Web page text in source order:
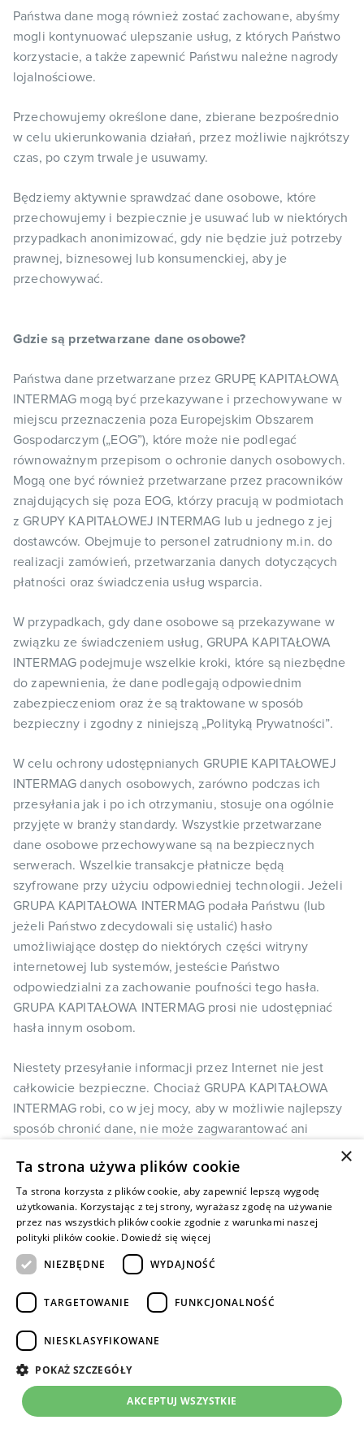
Państwa dane mogą również zostać zachowane, abyśmy
mogli kontynuować ulepszanie usług, z których Państwo
korzystacie, a także zapewnić Państwu należne nagrody
lojalnościowe.
Przechowujemy określone dane, zbierane bezpośrednio
w celu ukierunkowania działań, przez możliwie najkrótszy
czas, po czym trwale je usuwamy.
Będziemy aktywnie sprawdzać dane osobowe, które
przechowujemy i bezpiecznie je usuwać lub w niektórych
przypadkach anonimizować, gdy nie będzie już potrzeby
prawnej, biznesowej lub konsumenckiej, aby je
przechowywać.
Gdzie są przetwarzane dane osobowe?
Państwa dane przetwarzane przez GRUPĘ KAPITAŁOWĄ
INTERMAG mogą być przekazywane i przechowywane w
miejscu przeznaczenia poza Europejskim Obszarem
Gospodarczym („EOG”), które może nie podlegać
równoważnym przepisom o ochronie danych osobowych.
Mogą one być również przetwarzane przez pracowników
znajdujących się poza EOG, którzy pracują w podmiotach
z GRUPY KAPITAŁOWEJ INTERMAG lub u jednego z jej
dostawców. Obejmuje to personel zatrudniony m.in. do
realizacji zamówień, przetwarzania danych dotyczących
płatności oraz świadczenia usług wsparcia.
W przypadkach, gdy dane osobowe są przekazywane w
związku ze świadczeniem usług, GRUPA KAPITAŁOWA
INTERMAG podejmuje wszelkie kroki, które są niezbędne
do zapewnienia, że dane podlegają odpowiednim
zabezpieczeniom oraz że są traktowane w sposób
bezpieczny i zgodny z niniejszą „Polityką Prywatności”.
W celu ochrony udostępnianych GRUPIE KAPITAŁOWEJ
INTERMAG danych osobowych, zarówno podczas ich
przesyłania jak i po ich otrzymaniu, stosuje ona ogólnie
przyjęte w branży standardy. Wszystkie przetwarzane
dane osobowe przechowywane są na bezpiecznych
serwerach. Wszelkie transakcje płatnicze będą
szyfrowane przy użyciu odpowiedniej technologii. Jeżeli
GRUPA KAPITAŁOWA INTERMAG podała Państwu (lub
jeżeli Państwo zdecydowali się ustalić) hasło
umożliwiające dostęp do niektórych części witryny
internetowej lub systemów, jesteście Państwo
odpowiedzialni za zachowanie poufności tego hasła.
GRUPA KAPITAŁOWA INTERMAG prosi nie udostępniać
hasła innym osobom.
Niestety przesyłanie informacji przez Internet nie jest
całkowicie bezpieczne. Chociaż GRUPA KAPITAŁOWA
INTERMAG robi, co w jej mocy, aby w możliwie najlepszy
sposób chronić dane, nie może zagwarantować ani
witryny internetowej, a wszelkie takie przypadki
przesyłania odbywają się na Państwa ryzyko. Po
otrzymaniu przez GRUPĘ KAPITAŁOWĄ INTERMAG takich
informacji będzie ona stosować rygorystyczne procedury i
przeciwdziałania przypadkom nieautoryzowanego
dostępu.
Należy pamiętać, że inne witryny internetowe, które są
połączone z Witrynami lub z wiadomościami e–mail od
podmiotów z GRUPY KAPITAŁOWEJ INTERMAG mogą
zawierać postanowienia dotyczące ochrony prywatności,
które różnią się od przepisów zawartych w niniejszej
×
Ta strona używa plików cookie
Ta strona korzysta z plików cookie, aby zapewnić lepszą wygodę
użytkowania. Korzystając z tej strony, wyrażasz zgodę na używanie
przez nas wszystkich plików cookie zgodnie z warunkami naszej
polityki plików cookie. Dowiedź się więcej
NIEZBĘDNE
WYDAJNOŚĆ
TARGETOWANIE FUNKCJONALNOŚĆ
NIESKLASYFIKOWANE
POKAŻ SZCZEGÓŁY
AKCEPTUJ WSZYSTKIE